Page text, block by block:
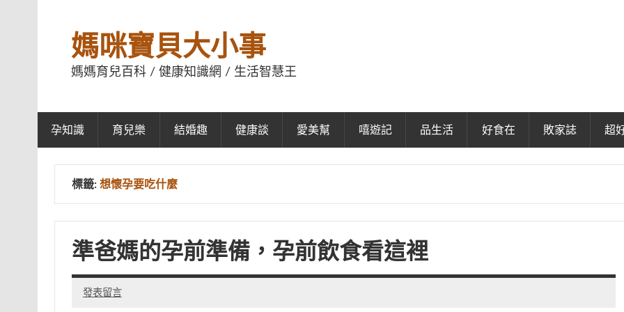
媽咪寶貝大小事
媽媽育兒百科 / 健康知識網 / 生活智慧王
孕知識 育兒樂 結婚趣 健康談 愛美幫 嘻遊記 品生活 好食在 敗家誌 超
標籤: 想懷孕要吃什麼
準爸媽的孕前準備，孕前飲食看這裡
發表留言